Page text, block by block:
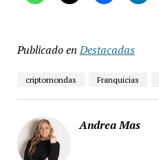
Publicado en Destacadas
criptomondas Franquicias
Andrea Mas